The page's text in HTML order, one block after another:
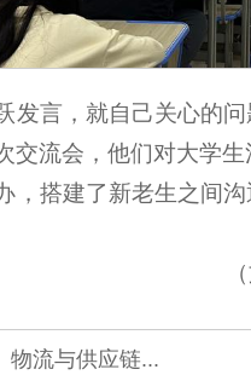
发言，就自己关心的
流会，他们对大学
，搭建了新老生之间
物流与供应链...